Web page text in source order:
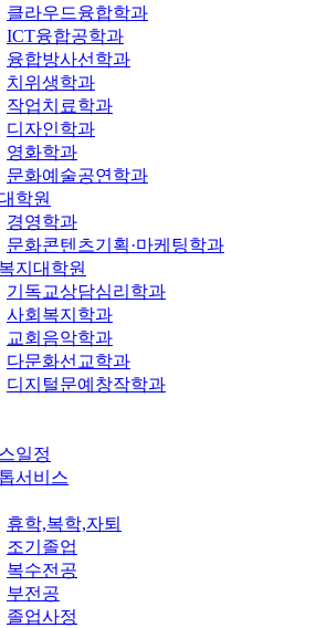
클라우드융합학과
ICT융합공학과
융합방사선학과
치위생학과
작업치료학과
디자인학과
영화학과
문화예술공연학과
학원
경영학과
문화콘텐츠기획·마케팅학과
지대학원
기독교상담심리학과
사회복지학과
교회음악학과
다문화선교학과
디지털문예창작학과
일정
서비스
휴학,복학,자퇴
조기졸업
복수전공
부전공
졸업사정